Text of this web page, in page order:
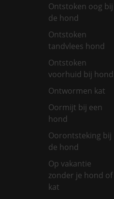
Ontstoken oog bij
de hond
Ontstoken
tandvlees hond
Ontstoken
voorhuid bij hond
Ontwormen kat
Oormijt bij een
hond
Oorontsteking bij
de hond
Op vakantie
zonder je hond of
kat